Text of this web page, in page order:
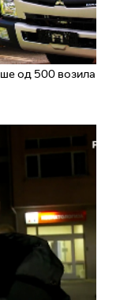
од 500 возила